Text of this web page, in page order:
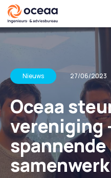
Nieuws 27/06/2023
Oceaa
vereniging